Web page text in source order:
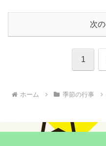
次
1
ホーム 季節の行事